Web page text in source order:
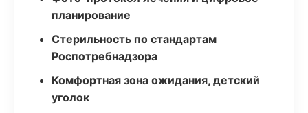
планирование
Стерильность по стандартам
Роспотребнадзора
Комфортная зона ожидания, детский
уголок